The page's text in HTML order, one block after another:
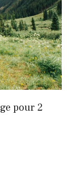
pour 2